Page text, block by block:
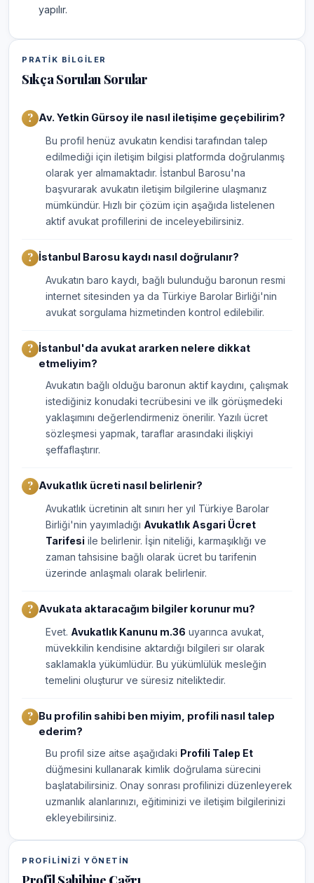
yapılır.
PRATIK BILGILER
Sıkça Sorulan Sorular
Av. Yetkin Gürsoy ile nasıl iletişime geçebilirim?
Bu profil henüz avukatın kendisi tarafından talep
edilmediği için iletişim bilgisi platformda doğrulanmış
olarak yer almamaktadır. İstanbul Barosu'na
başvurarak avukatın iletişim bilgilerine ulaşmanız
mümkündür. Hızlı bir çözüm için aşağıda listelenen
aktif avukat profillerini de inceleyebilirsiniz.
İstanbul Barosu kaydı nasıl doğrulanır?
Avukatın baro kaydı, bağlı bulunduğu baronun resmi
internet sitesinden ya da Türkiye Barolar Birliği'nin
avukat sorgulama hizmetinden kontrol edilebilir.
İstanbul'da avukat ararken nelere dikkat
etmeliyim?
Avukatın bağlı olduğu baronun aktif kaydını, çalışmak
istediğiniz konudaki tecrübesini ve ilk görüşmedeki
yaklaşımını değerlendirmeniz önerilir. Yazılı ücret
sözleşmesi yapmak, taraflar arasındaki ilişkiyi
şeffaflaştırır.
Avukatlık ücreti nasıl belirlenir?
Avukatlık ücretinin alt sınırı her yıl Türkiye Barolar
Birliği'nin yayımladığı Avukatlık Asgari Ücret
Tarifesi ile belirlenir. İşin niteliği, karmaşıklığı ve
zaman tahsisine bağlı olarak ücret bu tarifenin
üzerinde anlaşmalı olarak belirlenir.
Avukata aktaracağım bilgiler korunur mu?
Evet. Avukatlık Kanunu m.36 uyarınca avukat,
müvekkilin kendisine aktardığı bilgileri sır olarak
saklamakla yükümlüdür. Bu yükümlülük mesleğin
temelini oluşturur ve süresiz niteliktedir.
Bu profilin sahibi ben miyim, profili nasıl talep
ederim?
Bu profil size aitse aşağıdaki Profili Talep Et
düğmesini kullanarak kimlik doğrulama sürecini
başlatabilirsiniz. Onay sonrası profilinizi düzenleyerek
uzmanlık alanlarınızı, eğitiminizi ve iletişim bilgilerinizi
ekleyebilirsiniz.
PROFILINIZI YÖNETIN